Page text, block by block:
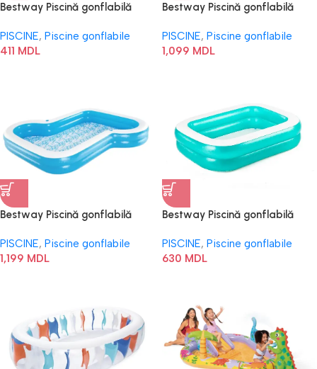
Bestway Piscină gonflabilă
„Scoica de mare” 52568BW
PISCINE, Piscine gonflabile
411 MDL
Bestway Piscină gonflabilă
tropical” 54336BW
PISCINE, Piscine gonflabile
1,099 MDL
Bestway Piscină gonflabilă
54321BW
PISCINE, Piscine gonflabile
1,199 MDL
Bestway Piscină gonflabilă
PISCINE, Piscine gonflabile
630 MDL